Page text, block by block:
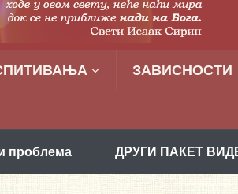
ЗАВИСНОСТИ
ДРУГИ ПАКЕТ ВИДЕА: